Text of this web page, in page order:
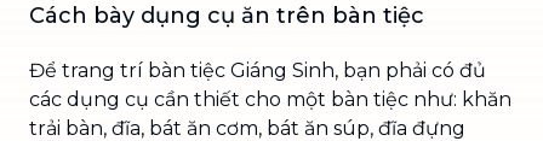
Cách bày dụng cụ ăn trên bàn tiệc
Để trang trí bàn tiệc Giáng Sinh, bạn phải có đủ
các dụng cụ cần thiết cho một bàn tiệc như: khăn
trải bàn, đĩa, bát ăn cơm, bát ăn súp, đĩa đựng